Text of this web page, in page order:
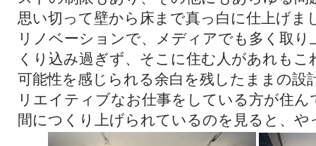
思い切って壁から床まで真っ白に仕上げま
リノベーションで、メディアでも多く取
くり込み過ぎず、そこに住む人があれも
可能性を感じられる余白を残したままの設
リエイティブなお仕事をしている方が住
間につくり上げられているのを見ると、